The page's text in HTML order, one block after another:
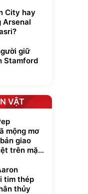
City hay
Arsenal
giữ
Stamford
VẬT
mộng mơ
giao
trên mặt
tim thép
thủy